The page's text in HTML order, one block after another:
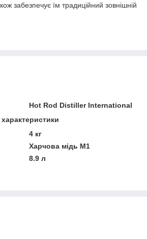
забезпечує їм традиційний зовнішній
Hot Rod Distiller International
4 кг
Харчова мідь М1
8.9 л